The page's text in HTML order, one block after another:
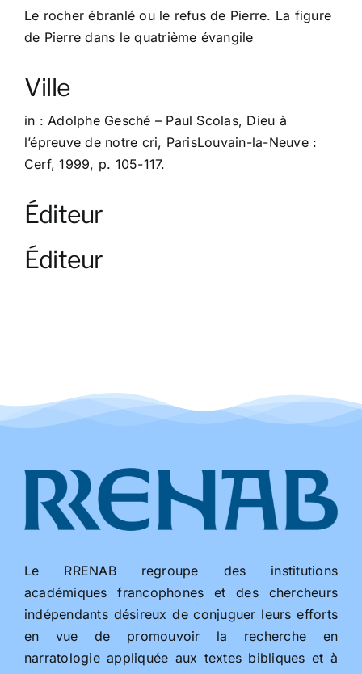
Contact
Le rocher ébranlé ou le refus de Pierre. La figure
de Pierre dans le quatrième évangile
Ville
in : Adolphe Gesché – Paul Scolas, Dieu à
l’épreuve de notre cri, ParisLouvain-la-Neuve :
Cerf, 1999, p. 105-117.
Éditeur
Éditeur
Le RRENAB regroupe des institutions
académiques francophones et des chercheurs
indépendants désireux de conjuguer leurs efforts
en vue de promouvoir la recherche en
narratologie appliquée aux textes bibliques et à